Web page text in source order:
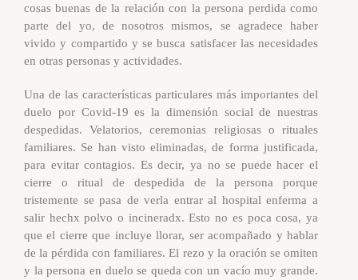
cosas buenas de la relación con la persona perdida como
parte del yo, de nosotros mismos, se agradece haber
vivido y compartido y se busca satisfacer las necesidades
en otras personas y actividades.
Una de las características particulares más importantes del
duelo por Covid-19 es la dimensión social de nuestras
despedidas. Velatorios, ceremonias religiosas o rituales
familiares. Se han visto eliminadas, de forma justificada,
para evitar contagios. Es decir, ya no se puede hacer el
cierre o ritual de despedida de la persona porque
tristemente se pasa de verla entrar al hospital enferma a
salir hechx polvo o incineradx. Esto no es poca cosa, ya
que el cierre que incluye llorar, ser acompañado y hablar
de la pérdida con familiares. El rezo y la oración se omiten
y la persona en duelo se queda con un vacío muy grande.